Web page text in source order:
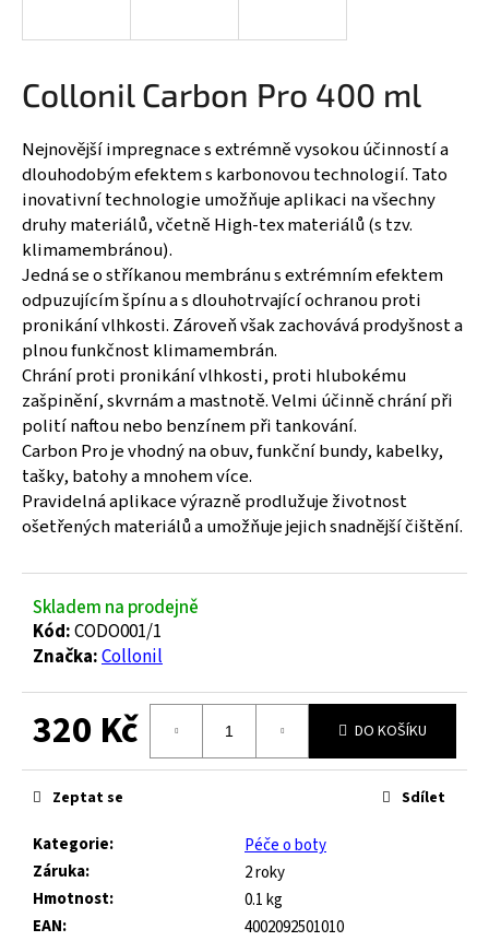
Collonil Carbon Pro 400 ml
Nejnovější impregnace s extrémně vysokou účinností a
dlouhodobým efektem s karbonovou technologií. Tato
inovativní technologie umožňuje aplikaci na všechny
druhy materiálů, včetně High-tex materiálů (s tzv.
klimamembránou).
Jedná se o stříkanou membránu s extrémním efektem
odpuzujícím špínu a s dlouhotrvající ochranou proti
pronikání vlhkosti. Zároveň však zachovává prodyšnost a
plnou funkčnost klimamembrán.
Chrání proti pronikání vlhkosti, proti hlubokému
zašpinění, skvrnám a mastnotě. Velmi účinně chrání při
polití naftou nebo benzínem při tankování.
Carbon Pro je vhodný na obuv, funkční bundy, kabelky,
tašky, batohy a mnohem více.
Pravidelná aplikace výrazně prodlužuje životnost
ošetřených materiálů a umožňuje jejich snadnější čištění.
Skladem na prodejně
Kód:CODO001/1
Značka:Collonil
320 Kč
Měrná
DO KOŠÍKU
Kategorie:
Péče o boty
Záruka:
2 roky
Hmotnost:
0.1 kg
EAN:
4002092501010
Zeptat se Sdílet
í
t
?
HLEDAT
D
o
p
o
r
u
č
u
j
e
HORIZON
JUNIOR
BAREFOOT
2604
ROYAL
BLUE
547
Kč
Původně:
821
Kč